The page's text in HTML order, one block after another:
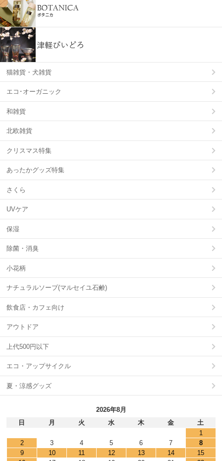
猫雑貨・犬雑貨
エコ･オーガニック
和雑貨
北欧雑貨
クリスマス特集
あったかグッズ特集
さくら
UVケア
保湿
除菌・消臭
小花柄
ナチュラルソープ(マルセイユ石鹸)
飲食店・カフェ向け
アウトドア
上代500円以下
エコ・アップサイクル
夏・涼感グッズ
2026年8月
日
月 火 水 木 金
土
1
2
3 4 5 6 7
8
9
10 11 12 13 14
15